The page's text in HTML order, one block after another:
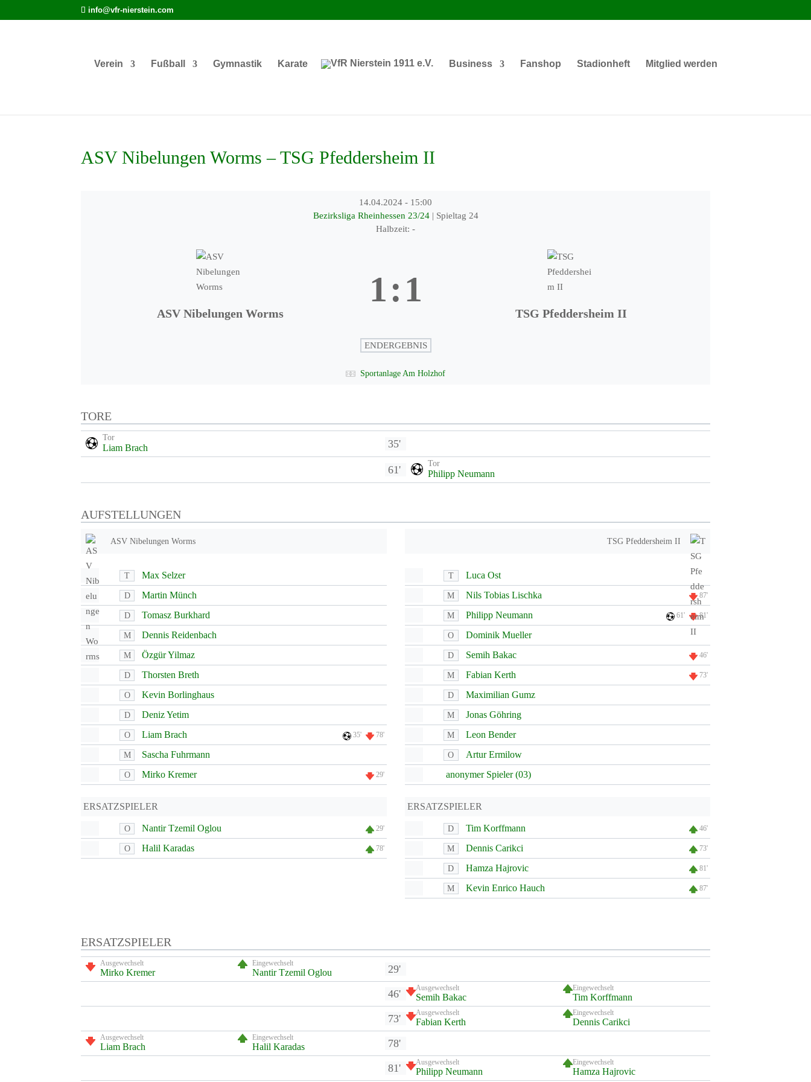
info@vfr-nierstein.com
Verein Fußball Gymnastik Karate Business Fanshop Stadionheft Mitglied werden
ASV Nibelungen Worms – TSG Pfeddersheim II
14.04.2024 - 15:00
Bezirksliga Rheinhessen 23/24 | Spieltag 24
Halbzeit: -
ASV Nibelungen Worms
1:1
TSG Pfeddersheim II
ENDERGEBNIS
Sportanlage Am Holzhof
TORE
Tor
Liam Brach 35'
61'
Tor
Philipp Neumann
AUFSTELLUNGEN
ASV Nibelungen Worms
T Max Selzer
D Martin Münch
D Tomasz Burkhard
M Dennis Reidenbach
M Özgür Yilmaz
D Thorsten Breth
O Kevin Borlinghaus
D Deniz Yetim
O Liam Brach 35' 78'
M Sascha Fuhrmann
O Mirko Kremer 29'
ERSATZSPIELER
O Nantir Tzemil Oglou 29'
O Halil Karadas 78'
TSG Pfeddersheim II
T Luca Ost
M Nils Tobias Lischka 87'
M Philipp Neumann 61' 81'
O Dominik Mueller
D Semih Bakac 46'
M Fabian Kerth 73'
D Maximilian Gumz
M Jonas Göhring
M Leon Bender
O
Artur Ermilow
anonymer Spieler (03)
ERSATZSPIELER
D Tim Korffmann 46'
M Dennis Carikci 73'
D Hamza Hajrovic 81'
M Kevin Enrico Hauch 87'
ERSATZSPIELER
Ausgewechselt
Mirko Kremer
Eingewechselt
Nantir Tzemil Oglou 29'
46' Ausgewechselt
Semih Bakac
Eingewechselt
Tim Korffmann
73' Ausgewechselt
Fabian Kerth
Eingewechselt
Dennis Carikci
Ausgewechselt
Liam Brach
Eingewechselt
Halil Karadas 78'
81' Ausgewechselt
Philipp Neumann
Eingewechselt
Hamza Hajrovic